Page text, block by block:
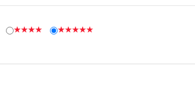
★★★★ ★★★★★